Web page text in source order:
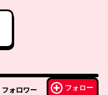
フォロワー フォロー